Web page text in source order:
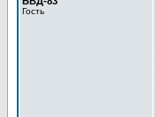
Гость